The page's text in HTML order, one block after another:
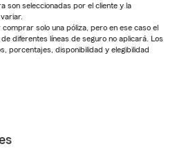
son seleccionadas por el cliente y la
solo una póliza, pero en ese caso el
diferentes líneas de seguro no aplicará. Los
porcentajes, disponibilidad y elegibilidad